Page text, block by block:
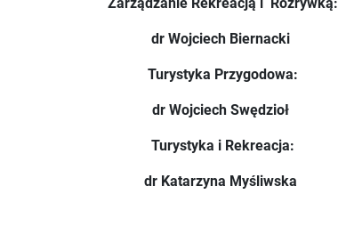
dr Wojciech Biernacki
Turystyka Przygodowa:
dr Wojciech Swędzioł
Turystyka i Rekreacja:
dr Katarzyna Myśliwska